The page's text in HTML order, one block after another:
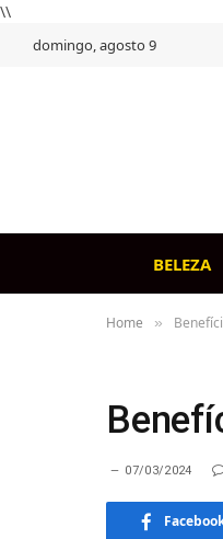
\\
domingo, agosto 9
BELEZA
Home »
07/03/2024